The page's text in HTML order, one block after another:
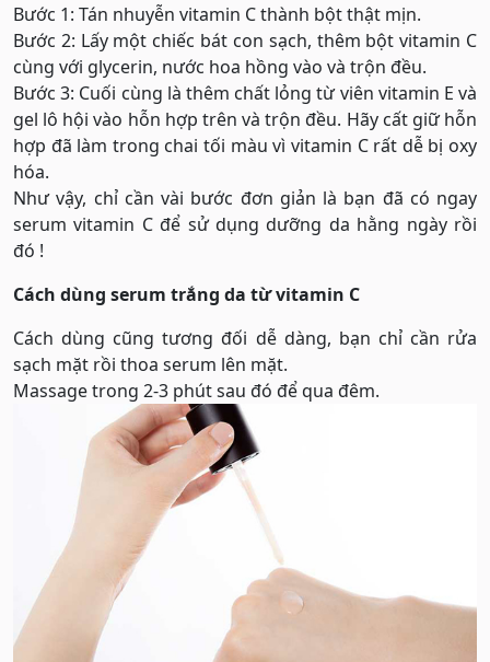
Bước 1: Tán nhuyễn vitamin C thành bột thật mịn.
Bước 2: Lấy một chiếc bát con sạch, thêm bột vitamin C
cùng với glycerin, nước hoa hồng vào và trộn đều.
Bước 3: Cuối cùng là thêm chất lỏng từ viên vitamin E và
gel lô hội vào hỗn hợp trên và trộn đều. Hãy cất giữ hỗn
hợp đã làm trong chai tối màu vì vitamin C rất dễ bị oxy
hóa.
Như vậy, chỉ cần vài bước đơn giản là bạn đã có ngay
serum vitamin C để sử dụng dưỡng da hằng ngày rồi
đó !
Cách dùng serum trắng da từvitamin C
Cách dùng cũng tương đối dễ dàng, bạn chỉ cần rửa
sạch mặt rồi thoa serum lên mặt.
Massage trong 2-3 phút sau đó để qua đêm.